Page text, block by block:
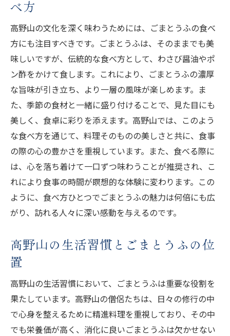
べ方
高野山の文化を深く味わうためには、ごまとうふの食べ
方にも注目すべきです。ごまとうふは、そのままでも美
味しいですが、伝統的な食べ方として、わさび醤油やポ
ン酢をかけて食します。これにより、ごまとうふの濃厚
な旨味が引き立ち、より一層の風味が楽しめます。ま
た、季節の食材と一緒に盛り付けることで、見た目にも
美しく、食卓に彩りを添えます。高野山では、このよう
な食べ方を通じて、料理そのものの美しさと共に、食事
の際の心の豊かさを重視しています。また、食べる際に
は、心を落ち着けて一口ずつ味わうことが推奨され、こ
れにより食事の時間が瞑想的な体験に変わります。この
ように、食べ方ひとつでごまとうふの魅力は何倍にも広
がり、訪れる人々に深い感動を与えるのです。
高野山の生活習慣とごまとうふの位
置
高野山の生活習慣において、ごまとうふは重要な役割を
果たしています。高野山の僧侶たちは、日々の修行の中
で心身を整えるために精進料理を重視しており、その中
でも栄養価が高く、消化に良いごまとうふは欠かせない